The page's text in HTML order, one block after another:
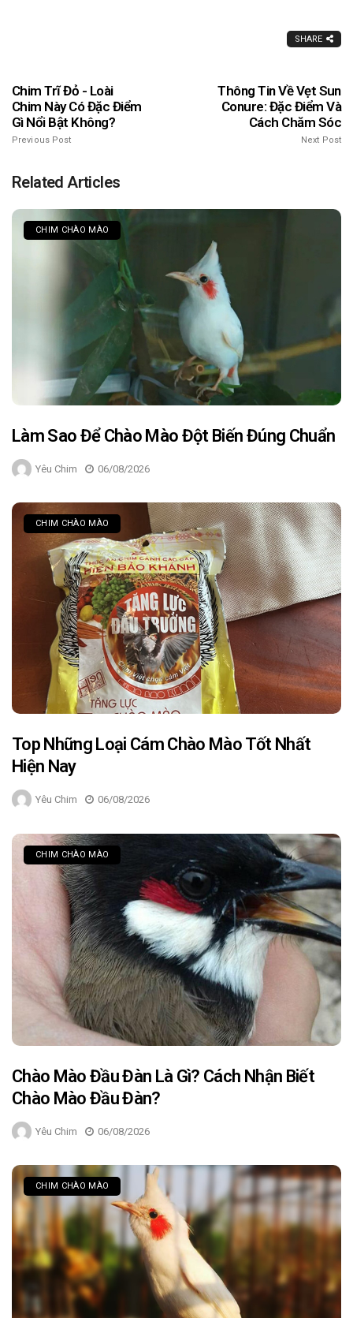
SHARE
Chim Trĩ Đỏ - Loài
Chim Này Có Đặc Điểm
Gì Nổi Bật Không?
Previous Post
Thông Tin Về Vẹt Sun
Conure: Đặc Điểm Và
Cách Chăm Sóc
Next Post
Related Articles
CHIM CHÀO MÀO
Làm Sao Để Chào Mào Đột Biến Đúng Chuẩn
Yêu Chim 06/08/2026
CHIM CHÀO MÀO
Top Những Loại Cám Chào Mào Tốt Nhất
Hiện Nay
Yêu Chim 06/08/2026
CHIM CHÀO MÀO
Chào Mào Đầu Đàn Là Gì? Cách Nhận Biết
Chào Mào Đầu Đàn?
Yêu Chim 06/08/2026
CHIM CHÀO MÀO